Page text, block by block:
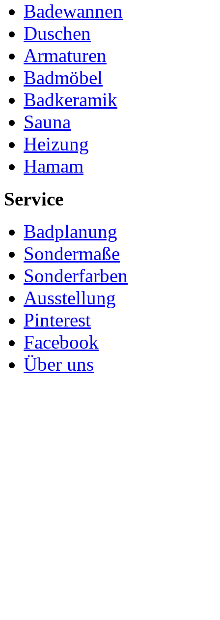
Badewannen
Duschen
Armaturen
Badmöbel
Badkeramik
Sauna
Heizung
Hamam
Service
Badplanung
Sondermaße
Sonderfarben
Ausstellung
Pinterest
Facebook
Über uns